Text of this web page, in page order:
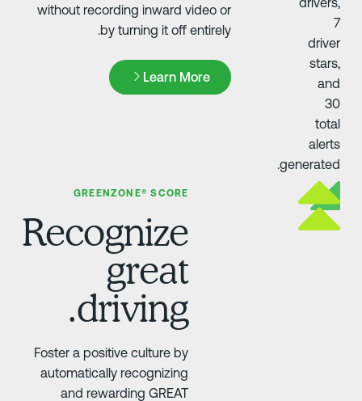
without recording inward video or
by turning it off entirely.
Learn More
GREENZONE® SCORE
Recognize
driving.
Foster a positive culture by
automatically recognizing
and rewarding GREAT